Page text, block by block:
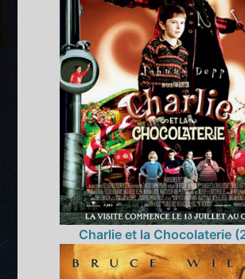
Charlie et la Chocolaterie